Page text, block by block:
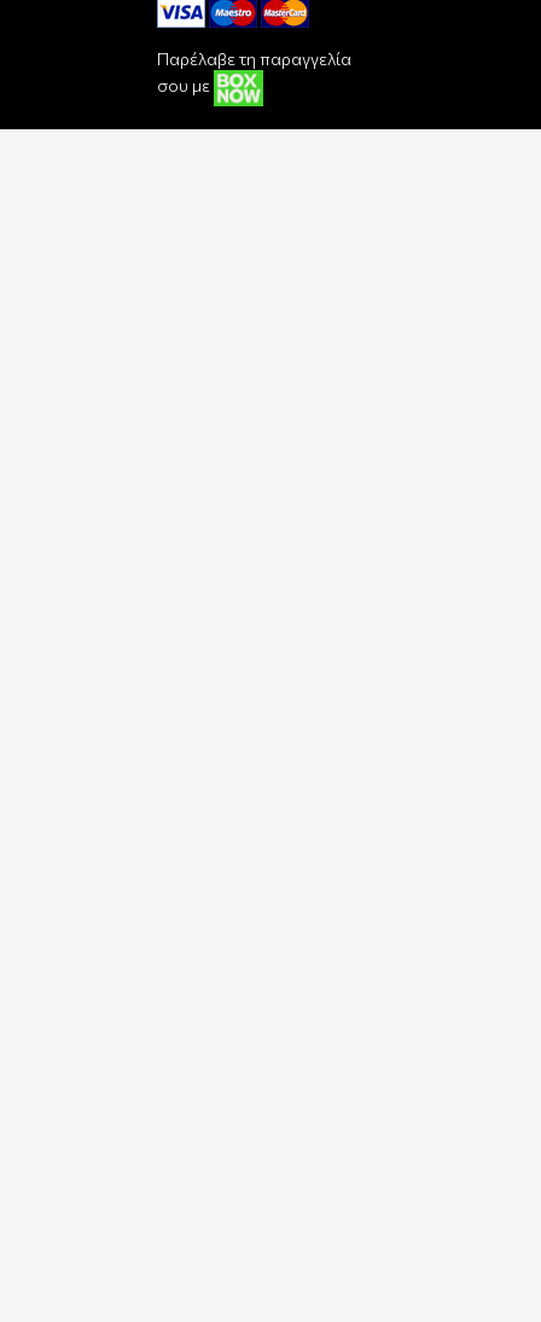
Παρέλαβε τη παραγγελία
σου με